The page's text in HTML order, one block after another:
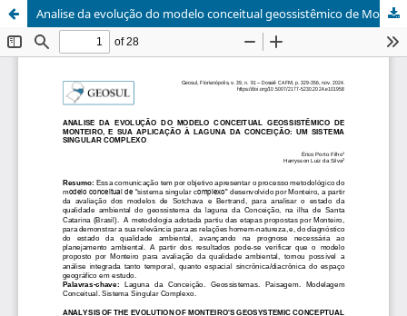
Analise da evolução do modelo conceitual geossistêmico de Monteiro, e sua aplicação à Laguna da Conceição: um sistema singular complexo